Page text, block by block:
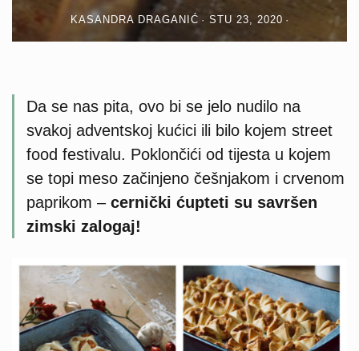
KASANDRA DRAGANIĆ STU 23, 2020
Da se nas pita, ovo bi se jelo nudilo na
svakoj adventskoj kućici ili bilo kojem street
food festivalu. Poklončići od tijesta u kojem
se topi meso začinjeno češnjakom i crvenom
paprikom –cernički ćupteti su savršen
zimski zalogaj!